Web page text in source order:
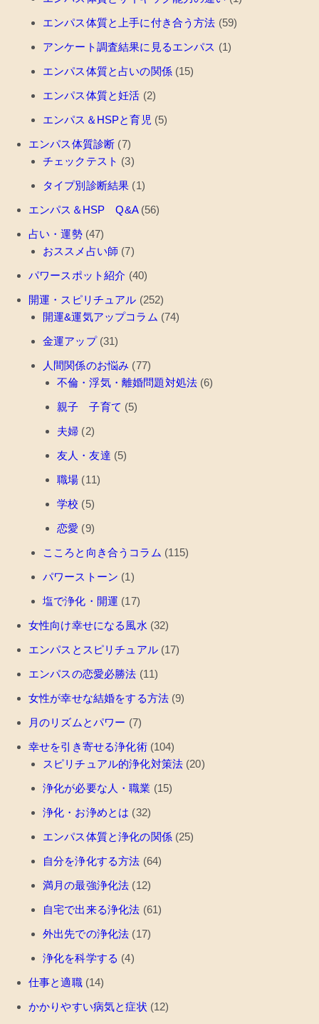
エンパス体質と上手に付き合う方法 (59)
アンケート調査結果に見るエンパス (1)
エンパス体質と占いの関係(15)
エンパス体質と妊活 (2)
エンパス＆HSPと育児 (5)
エンパス体質診断 (7)
チェックテスト (3)
タイプ別診断結果 (1)
エンパス＆HSP Q&A(56)
占い・運勢(47)
おススメ占い師 (7)
パワースポット紹介 (40)
開運・スピリチュアル (252)
開運&運気アップコラム (74)
金運アップ(31)
人間関係のお悩み (77)
不倫・浮気・離婚問題対処法(6)
親子 子育て (5)
夫婦 (2)
友人・友達 (5)
職場 (11)
学校 (5)
恋愛 (9)
こころと向き合うコラム (115)
パワーストーン (1)
塩で浄化・開運 (17)
女性向け幸せになる風水 (32)
エンパスとスピリチュアル(17)
エンパスの恋愛必勝法 (11)
女性が幸せな結婚をする方法(9)
月のリズムとパワー (7)
幸せを引き寄せる浄化術(104)
スピリチュアル的浄化対策法(20)
浄化が必要な人・職業 (15)
浄化・お浄めとは (32)
エンパス体質と浄化の関係(25)
自分を浄化する方法 (64)
満月の最強浄化法 (12)
自宅で出来る浄化法 (61)
外出先での浄化法 (17)
浄化を科学する (4)
仕事と適職(14)
かかりやすい病気と症状 (12)